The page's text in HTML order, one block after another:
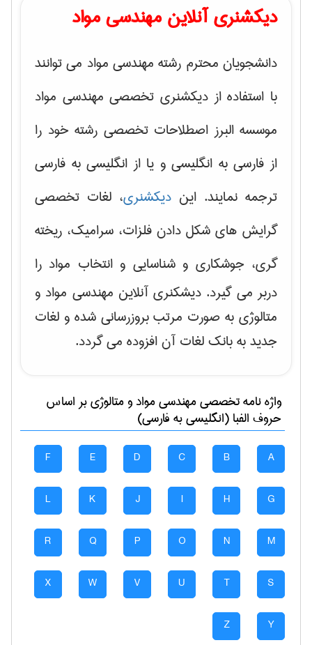
دیکشنری آنلاین مهندسی مواد
دانشجویان محترم رشته مهندسی مواد می توانند
با استفاده از دیکشنری تخصصی مهندسی مواد
موسسه البرز اصطلاحات تخصصی رشته خود را
از فارسی به انگلیسی و یا از انگلیسی به فارسی
ترجمه نمایند. این دیکشنری، لغات تخصصی
گرایش های شکل دادن فلزات، سرامیک، ریخته
گری، جوشکاری و شناسایی و انتخاب مواد را
دربر می گیرد. دیشکنری آنلاین مهندسی مواد و
متالوژی به صورت مرتب بروزرسانی شده و لغات
جدید به بانک لغات آن افزوده می گردد.
واژه نامه تخصصیمهندسی مواد و متالوژیبر اساس
حروف الفبا (انگلیسی به فارسی)
A
B
C
D
E
F
G
H
I
J
K
L
M
N
O
P
Q
R
S
T
U
V
W
X
Y
Z